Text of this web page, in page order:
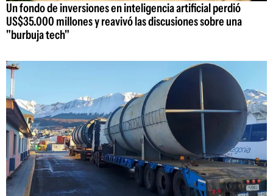
Un fondo de inversiones en inteligencia artificial perdió
US$35.000 millones y reavivó las discusiones sobre una
"burbuja tech"